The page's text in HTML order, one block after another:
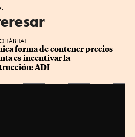
forma de contener precios
es incentivar la
ADI